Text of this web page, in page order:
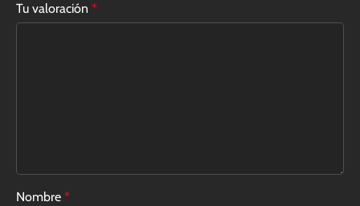
Tu valoración *
Nombre *